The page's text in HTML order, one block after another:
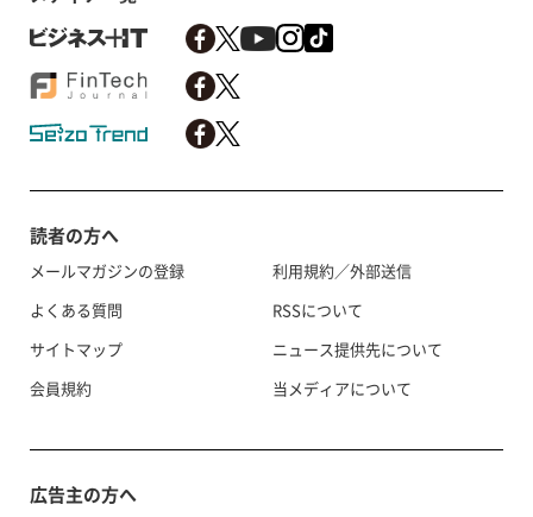
読者の方へ
メールマガジンの登録
よくある質問
サイトマップ
会員規約
利用規約／外部送信
RSSについて
ニュース提供先について
当メディアについて
広告主の方へ